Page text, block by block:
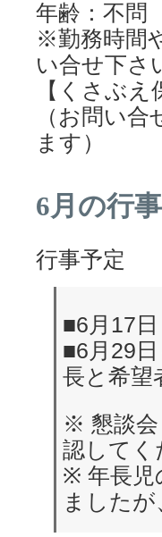
年齢：不問
※勤務時間
い合せ下さ
【くさぶえ
（お問い
ます）
6月の行
行事予定
■6月17
■6月29
長と希望
※ 懇談会
認してく
※ 年長児
ましたが